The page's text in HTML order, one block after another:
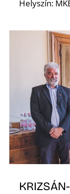
Helyszín: